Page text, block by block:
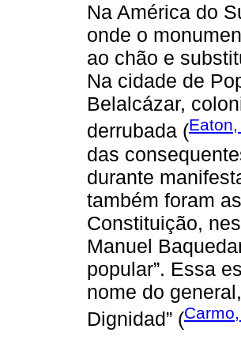
Na América do
onde o
ao chão e
Na cidade de
Belalcázar,
derrubada (
das
durante
também foram
Constituição,
Manuel
popular”. Essa
nome do
Dignidad” (